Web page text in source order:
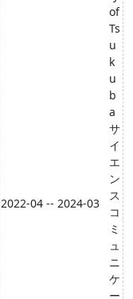
2022-04 -- 2024-03
of
Ts
u
k
u
b
a
サ
イ
エ
ン
ス
コ
ミ
ュ
ニ
ケ
ー